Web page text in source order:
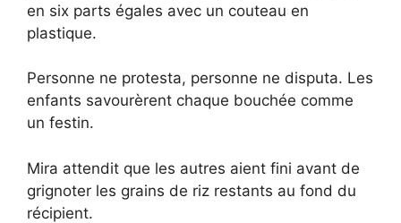
en six parts égales avec un couteau en
plastique.
Personne ne protesta, personne ne disputa. Les
enfants savourèrent chaque bouchée comme
un festin.
Mira attendit que les autres aient fini avant de
grignoter les grains de riz restants au fond du
récipient.